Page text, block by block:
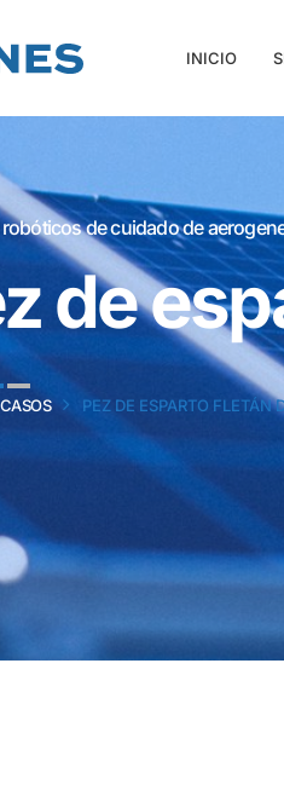
INICIO
robóticos de cuidado de
de
CASOS PEZ DE ESPARTO FLETÁN